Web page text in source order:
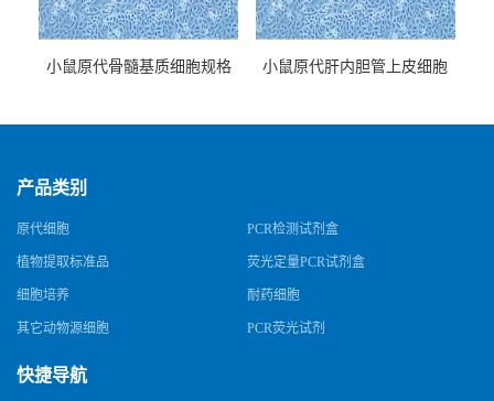
小鼠原代骨髓基质细胞规格
小鼠原代肝内胆管上皮细胞
产品类别
原代细胞 PCR检测试剂盒
植物提取标准品 荧光定量PCR试剂盒
细胞培养 耐药细胞
其它动物源细胞 PCR荧光试剂
快捷导航